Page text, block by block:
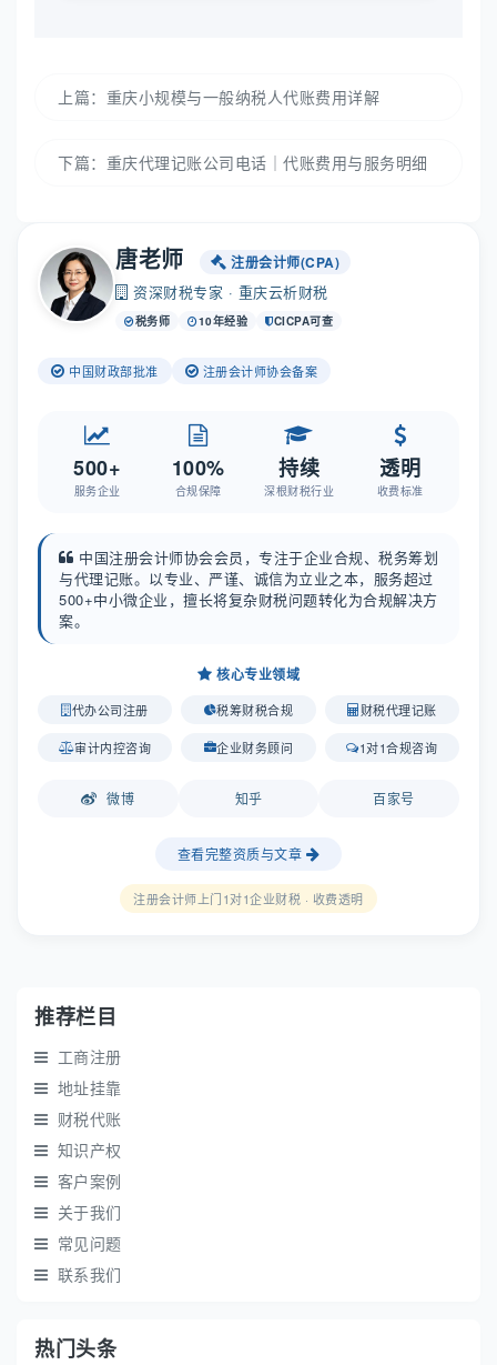
上篇： 重庆小规模与一般纳税人代账费用详解
下篇： 重庆代理记账公司电话｜代账费用与服务明细
唐老师 注册会计师(CPA)
资深财税专家 · 重庆云析财税
税务师 10年经验 CICPA可查
中国财政部批准 注册会计师协会备案
500+
服务企业
100%
合规保障
持续
深根财税行业
透明
收费标准
中国注册会计师协会会员，专注于企业合规、税务筹划
与代理记账。以专业、严谨、诚信为立业之本，服务超过
500+中小微企业，擅长将复杂财税问题转化为合规解决方
案。
核心专业领域
代办公司注册 税筹财税合规 财税代理记账
审计内控咨询 企业财务顾问 1对1合规咨询
微博 知乎 百家号
查看完整资质与文章
注册会计师上门1对1企业财税 · 收费透明
推荐栏目
工商注册
地址挂靠
财税代账
知识产权
客户案例
关于我们
常见问题
联系我们
热门头条